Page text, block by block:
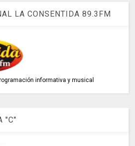
LA CONSENTIDA 89.3FM
informativa y musical
"C"